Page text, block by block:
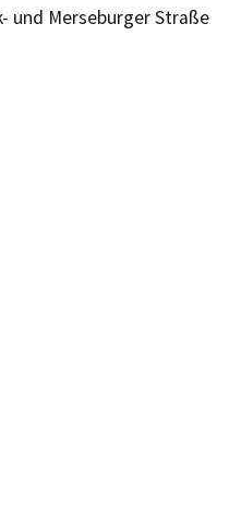
und Merseburger Straße